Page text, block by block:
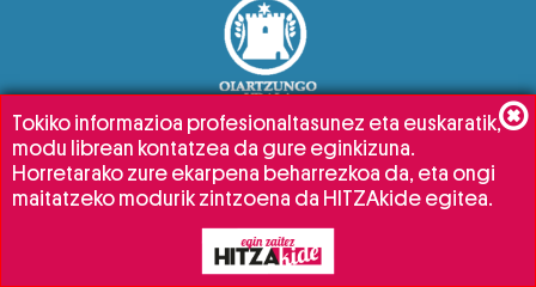
Tokiko informazioa profesionaltasunez eta euskaratik,
modu librean kontatzea da gure eginkizuna.
Horretarako zure ekarpena beharrezkoa da, eta ongi
maitatzeko modurik zintzoena da HITZAkide egitea.